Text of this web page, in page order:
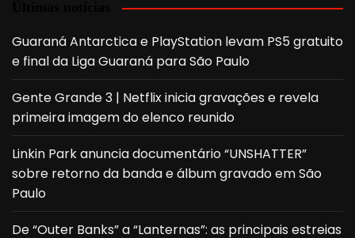
Guaraná Antarctica e PlayStation levam PS5 gratuito
e final da Liga Guaraná para São Paulo
Gente Grande 3 | Netflix inicia gravações e revela
primeira imagem do elenco reunido
Linkin Park anuncia documentário “UNSHATTER”
sobre retorno da banda e álbum gravado em São
Paulo
De “Outer Banks” a “Lanternas”: as principais estreias